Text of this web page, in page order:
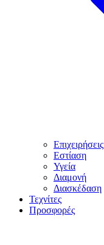
Επιχειρήσεις
Εστίαση
Υγεία
Διαμονή
Διασκέδαση
Τεχνίτες
Προσφορές